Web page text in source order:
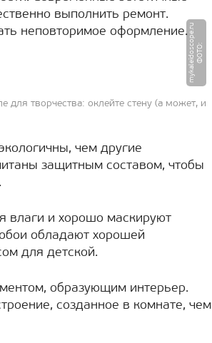
выполнить ремонт.
неповторимое оформление.
Ф
О
Т
О
:
m
y
k
a
l
ei
d
o
s
c
o
p
e.
r
u
для творчества: оклейте стену (а может, и
чем другие
защитным составом, чтобы
влаги и хорошо маскируют
обладают хорошей
для детской.
образующим интерьер.
созданное в комнате, чем